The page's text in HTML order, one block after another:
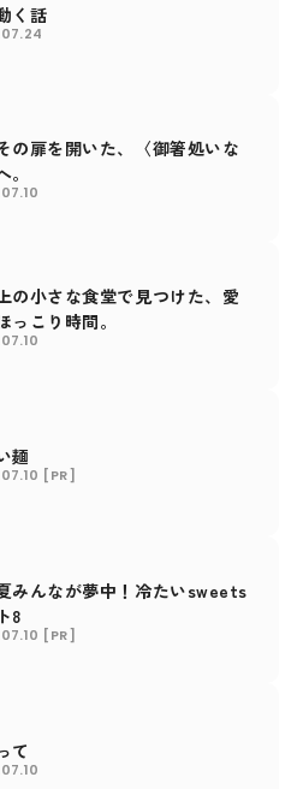
く話
の扉を開いた、〈御箸処いな
の小さな食堂で見つけた、愛
っこり時間。
麺
[PR]
みんなが夢中！冷たいsweets
8
[PR]
て